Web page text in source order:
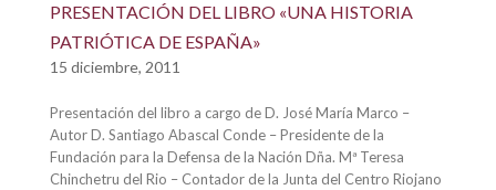
PRESENTACIÓN DEL LIBRO «UNA HISTORIA
PATRIÓTICA DE ESPAÑA»
15 diciembre, 2011
Presentación del libro a cargo de D. José María Marco –
Autor D. Santiago Abascal Conde – Presidente de la
Fundación para la Defensa de la Nación Dña. Mª Teresa
Chinchetru del Rio – Contador de la Junta del Centro Riojano